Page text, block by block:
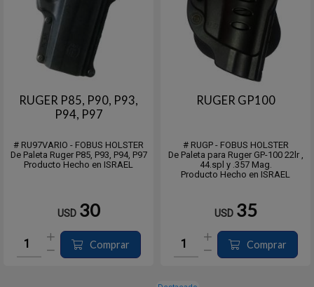
RUGER P85, P90, P93,
P94, P97
# RU97VARIO - FOBUS HOLSTER
De Paleta Ruger P85, P93, P94, P97
Producto Hecho en ISRAEL
USD 30
Comprar
RUGER GP100
# RUGP - FOBUS HOLSTER
De Paleta para Ruger GP-100 22lr ,
44.spl y .357 Mag.
Producto Hecho en ISRAEL
USD 35
Comprar